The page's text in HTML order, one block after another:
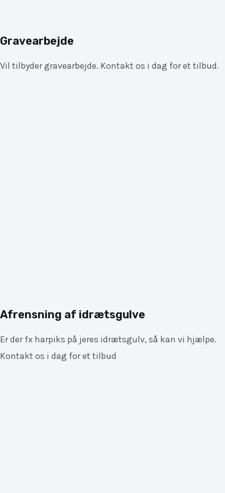
Gravearbejde
Vil tilbyder gravearbejde. Kontakt os i dag for et tilbud.
Afrensning af idrætsgulve
Er der fx harpiks på jeres idrætsgulv, så kan vi hjælpe.
Kontakt os i dag for et tilbud